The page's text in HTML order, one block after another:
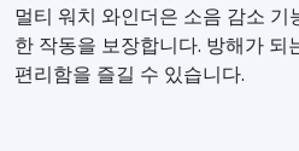
멀티 워치 와인더은 소음 감소
한 작동을 보장합니다. 방해가 되
편리함을 즐길 수 있습니다.